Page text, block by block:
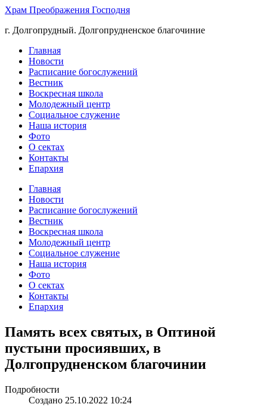
Храм Преображения Господня
г. Долгопрудный. Долгопрудненское благочиние
Главная
Новости
Расписание богослужений
Вестник
Воскресная школа
Молодежный центр
Социальное служение
Наша история
Фото
О сектах
Контакты
Епархия
Главная
Новости
Расписание богослужений
Вестник
Воскресная школа
Молодежный центр
Социальное служение
Наша история
Фото
О сектах
Контакты
Епархия
Память всех святых, в Оптиной
пустыни просиявших, в
Долгопрудненском благочинии
Подробности
Создано 25.10.2022 10:24